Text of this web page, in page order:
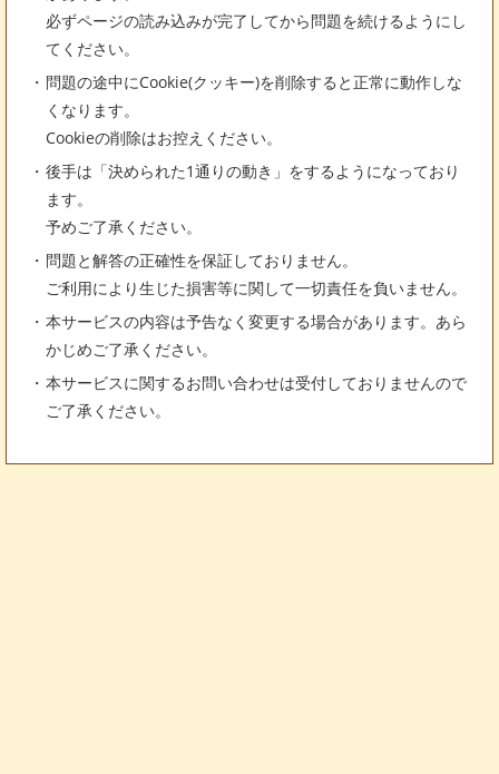
必ずページの読み込みが完了してから問題を続けるようにし
てください。
問題の途中にCookie(クッキー)を削除すると正常に動作しな
くなります。
Cookieの削除はお控えください。
後手は「決められた1通りの動き」をするようになっており
ます。
予めご了承ください。
問題と解答の正確性を保証しておりません。
ご利用により生じた損害等に関して一切責任を負いません。
本サービスの内容は予告なく変更する場合があります。あら
かじめご了承ください。
本サービスに関するお問い合わせは受付しておりませんので
ご了承ください。